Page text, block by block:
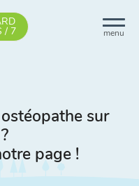
menu
/ 7
sur
page !